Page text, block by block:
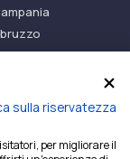
sulla riservatezza
per migliorare il